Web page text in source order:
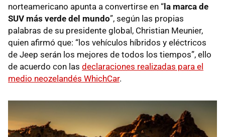
norteamericano apunta a convertirse en “la marca de
SUV más verde del mundo”, según las propias
palabras de su presidente global, Christian Meunier,
quien afirmó que: “los vehículos híbridos y eléctricos
de Jeep serán los mejores de todos los tiempos”, ello
de acuerdo con las declaraciones realizadas para el
medio neozelandés WhichCar.